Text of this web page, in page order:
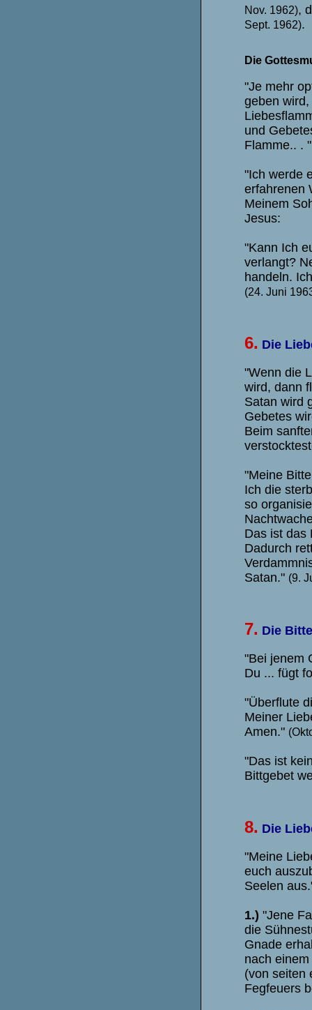
Nov. 1962),
Sept. 1962).
Die
"Je mehr
geben
und
Flamme.. .
"Ich werde
erfahrenen
Meinem
Jesus:
"Kann Ich
verlangt?
handeln.
(24. Juni
6. Die
"Wenn die
wird, dann
Satan wird
Gebetes
Beim
"Meine
Ich die
so
Das ist das
Dadurch
Satan." (9.
7. Die
"Bei jenem
Du ... fügt
"Überflute
Meiner
Amen."
"Das ist
Bittgebet
8. Die
"Meine
euch
Seelen
1.) "Jene
die
Gnade
nach
(von seiten
Fegfeuers